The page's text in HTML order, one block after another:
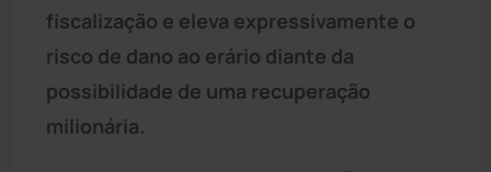
fiscalização e eleva expressivamente o
risco de dano ao erário diante da
possibilidade de uma recuperação
milionária.